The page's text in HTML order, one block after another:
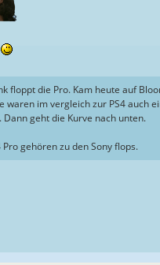
floppt die Pro. Kam heute auf
waren im vergleich zur PS4 auch
Dann geht die Kurve nach unten.
Pro gehören zu den Sony flops.